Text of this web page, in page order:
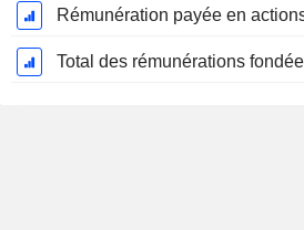
Rémunération payée en